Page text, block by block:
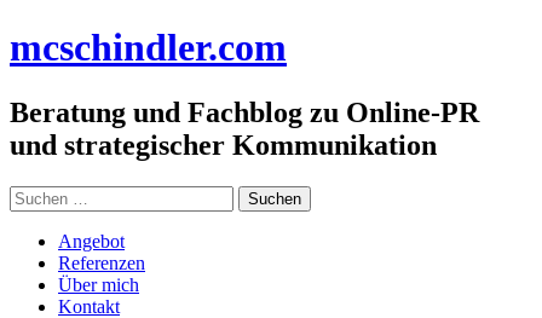
Inhalt
mcschindler.com
Beratung und Fachblog zu Online-PR
und strategischer Kommunikation
Suchen
nach:
Angebot
Referenzen
Über mich
Kontakt